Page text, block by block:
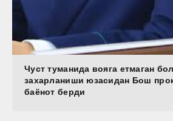
Чуст туманида вояга етмаган
захарланиши юзасидан Бош
баёнот берди